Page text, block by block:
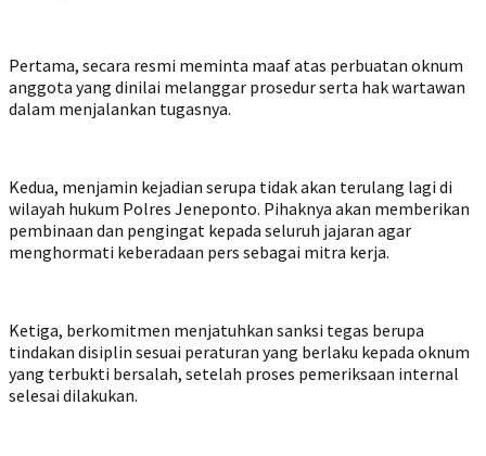
Pertama, secara resmi meminta maaf atas perbuatan oknum
anggota yang dinilai melanggar prosedur serta hak wartawan
dalam menjalankan tugasnya.
Kedua, menjamin kejadian serupa tidak akan terulang lagi di
wilayah hukum Polres Jeneponto. Pihaknya akan memberikan
pembinaan dan pengingat kepada seluruh jajaran agar
menghormati keberadaan pers sebagai mitra kerja.
Ketiga, berkomitmen menjatuhkan sanksi tegas berupa
tindakan disiplin sesuai peraturan yang berlaku kepada oknum
yang terbukti bersalah, setelah proses pemeriksaan internal
selesai dilakukan.